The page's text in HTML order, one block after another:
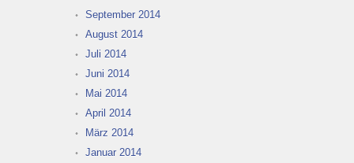
September 2014
August 2014
Juli 2014
Juni 2014
Mai 2014
April 2014
März 2014
Januar 2014